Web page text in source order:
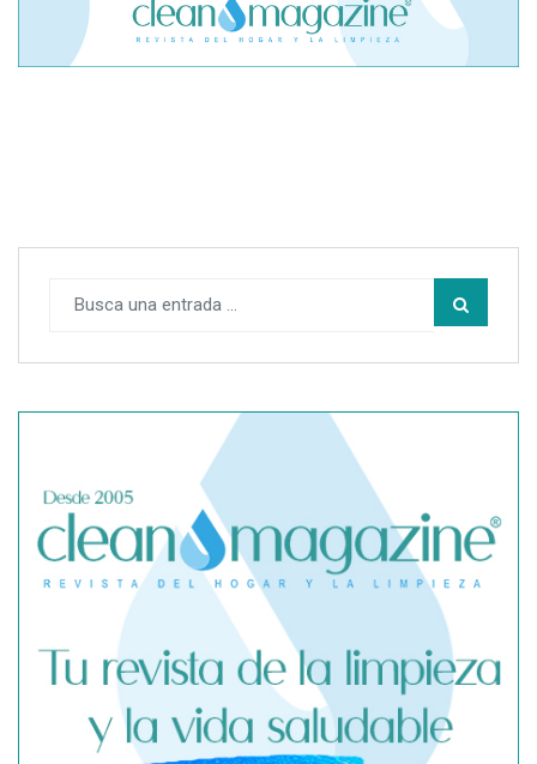
El cofundador de Noctorial adquiere Amadeux para
SegurChollo advierte de los límites del seguro médico
privado ante un contagio de hantavirus fuera de España